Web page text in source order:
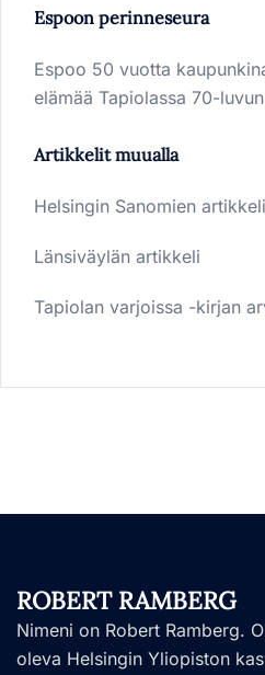
Espoon perinneseura
Espoo 50 vuotta
elämää Tapiolassa 70-
Artikkelit muualla
Helsingin Sanomien artikkeli
Länsiväylän artikkeli
Tapiolan varjoissa -kirjan
ROBERT RAMBERG
Nimeni on Robert Ramberg.
oleva Helsingin Yliopiston